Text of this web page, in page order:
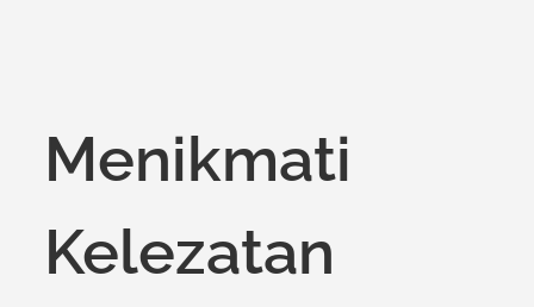
Menikmati
Kelezatan